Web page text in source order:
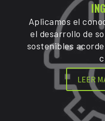
Aplicamos el
el desarrollo de
sostenibles